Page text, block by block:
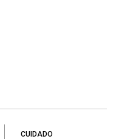
CUIDADO